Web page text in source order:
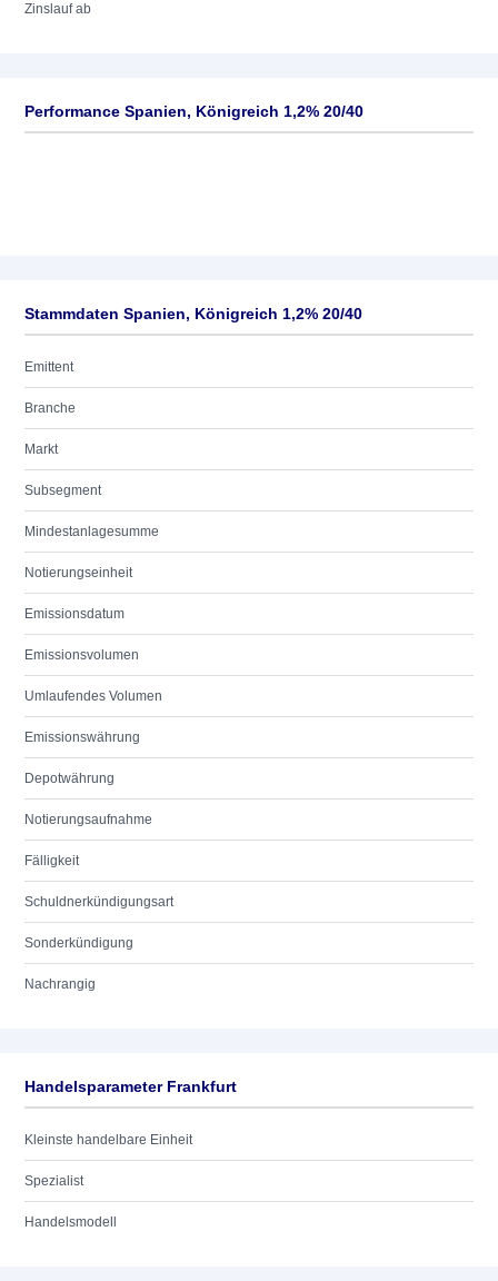
Zinslauf ab
Performance Spanien, Königreich 1,2% 20/40
Stammdaten Spanien, Königreich 1,2% 20/40
Emittent
Branche
Markt
Subsegment
Mindestanlagesumme
Notierungseinheit
Emissionsdatum
Emissionsvolumen
Umlaufendes Volumen
Emissionswährung
Depotwährung
Notierungsaufnahme
Fälligkeit
Schuldnerkündigungsart
Sonderkündigung
Nachrangig
Handelsparameter Frankfurt
Kleinste handelbare Einheit
Spezialist
Handelsmodell